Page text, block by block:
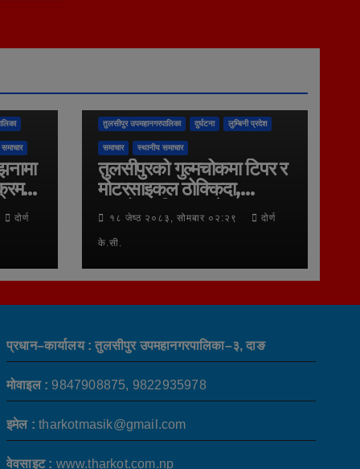
दोर्ण
तुलसीपुर उपमहानगरपालिका दुर्घटना लुम्बिनी प्रदेश
समाचार स्थानीय समाचार
तुलसीपुरको गुल्मचोकमा टिपर र
मोटरसाइकल ठोक्किदा,
बावुछोरा गम्भिर घाइते,
नेपालगन्ज रिफर
१८ जेष्ठ २०८३, सोमबार ०२:२९ दोर्ण
के.सी.
प्रधान–कार्यालय : तुलसीपुर उपमहानगरपालिका–३, दाङ
मोवाइल : 9847908875, 9822935978
इमेल :tharkotmasik@gmail.com
वेवसाइट : www.tharkot.com.np